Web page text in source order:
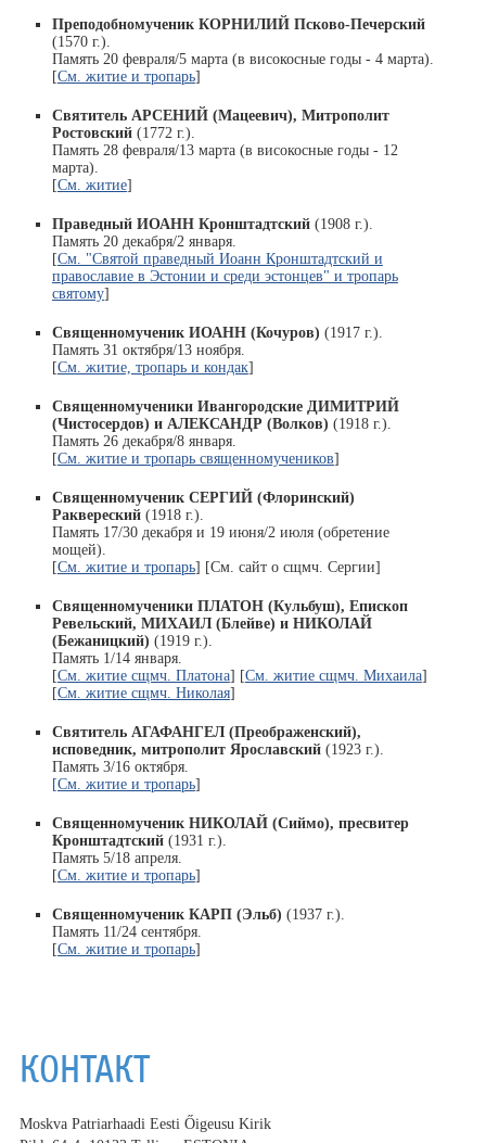
Преподобномученик КОРНИЛИЙ Псково-Печерский
(1570 г.).
Память 20 февраля/5 марта (в високосные годы - 4 марта).
[См. житие и тропарь]
Святитель АРСЕНИЙ (Мацеевич), Митрополит
Ростовский(1772 г.).
Память 28 февраля/13 марта (в високосные годы - 12
марта).
[См. житие]
Праведный ИОАНН Кронштадтский(1908 г.).
Память 20 декабря/2 января.
[См. "Святой праведный Иоанн Кронштадтский и
православие в Эстонии и среди эстонцев" и тропарь
святому]
Священномученик ИОАНН (Кочуров) (1917 г.).
Память 31 октября/13 ноября.
[См. житие, тропарь и кондак]
Священномученики Ивангородские ДИМИТРИЙ
(Чистосердов) и АЛЕКСАНДР (Волков) (1918 г.).
Память 26 декабря/8 января.
[См. житие и тропарь священномучеников]
Священномученик СЕРГИЙ (Флоринский)
Раквереский(1918 г.).
Память 17/30 декабря и 19 июня/2 июля (обретение
мощей).
[См. житие и тропарь] [См. сайт о сщмч. Сергии]
Священномученики ПЛАТОН (Кульбуш), Епископ
Ревельский, МИХАИЛ (Блейве) и НИКОЛАЙ
(Бежаницкий) (1919 г.).
Память 1/14 января.
[См. житие сщмч. Платона] [См. житие сщмч. Михаила]
[См. житие сщмч. Николая]
Святитель АГАФАНГЕЛ (Преображенский),
исповедник, митрополит Ярославский(1923 г.).
Память 3/16 октября.
[См. житие и тропарь]
Священномученик НИКОЛАЙ (Сиймо), пресвитер
Кронштадтский(1931 г.).
Память 5/18 апреля.
[См. житие и тропарь]
Священномученик КАРП (Эльб) (1937 г.).
Память 11/24 сентября.
[См. житие и тропарь]
КОНТАКТ
Moskva Patriarhaadi Eesti Őigeusu Kirik